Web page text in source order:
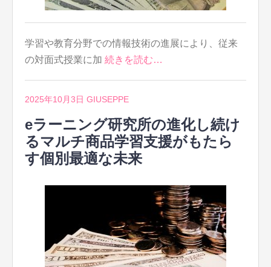
学習や教育分野での情報技術の進展により、従来
の対面式授業に加 続きを読む…
2025年10月3日 GIUSEPPE
eラーニング研究所の進化し続け
るマルチ商品学習支援がもたら
す個別最適な未来